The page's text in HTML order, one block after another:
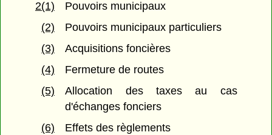
2(1)
Pouvoirs municipaux
(2)
Pouvoirs municipaux particuliers
(3)
Acquisitions foncières
(4)
Fermeture de routes
(5)
Allocation des taxes au cas
d'échanges fonciers
(6)
Effets des règlements